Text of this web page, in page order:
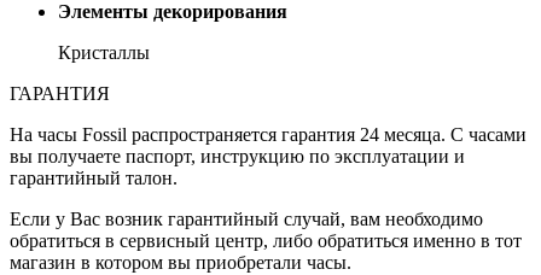
Элементы декорирования
Кристаллы
ГАРАНТИЯ
На часы Fossil распространяется гарантия 24 месяца. С часами
вы получаете паспорт, инструкцию по эксплуатации и
гарантийный талон.
Если у Вас возник гарантийный случай, вам необходимо
обратиться в сервисный центр, либо обратиться именно в тот
магазин в котором вы приобретали часы.